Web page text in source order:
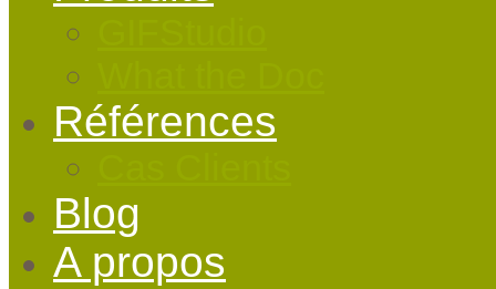
Références
Blog
A propos